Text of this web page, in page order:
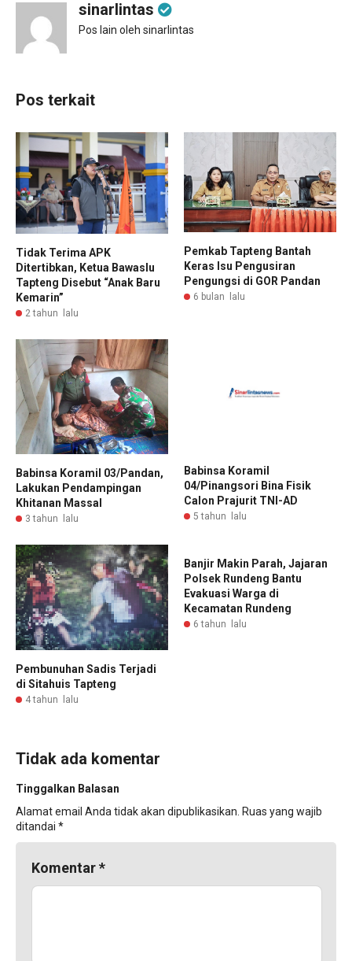
sinarlintas
Pos lain oleh sinarlintas
Pos terkait
Tidak Terima APK
Ditertibkan, Ketua Bawaslu
Tapteng Disebut “Anak Baru
Kemarin”
2 tahun lalu
Pemkab Tapteng Bantah
Keras Isu Pengusiran
Pengungsi di GOR Pandan
6 bulan lalu
Babinsa Koramil 03/Pandan,
Lakukan Pendampingan
Khitanan Massal
3 tahun lalu
Babinsa Koramil
04/Pinangsori Bina Fisik
Calon Prajurit TNI-AD
5 tahun lalu
Pembunuhan Sadis Terjadi
di Sitahuis Tapteng
4 tahun lalu
Banjir Makin Parah, Jajaran
Polsek Rundeng Bantu
Evakuasi Warga di
Kecamatan Rundeng
6 tahun lalu
Tidak ada komentar
Tinggalkan Balasan
Alamat email Anda tidak akan dipublikasikan. Ruas yang wajib
ditandai *
Komentar*